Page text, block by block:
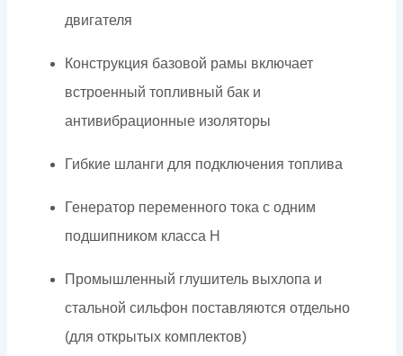
двигателя
Конструкция базовой рамы включает
встроенный топливный бак и
антивибрационные изоляторы
Гибкие шланги для подключения топлива
Генератор переменного тока с одним
подшипником класса H
Промышленный глушитель выхлопа и
стальной сильфон поставляются отдельно
(для открытых комплектов)